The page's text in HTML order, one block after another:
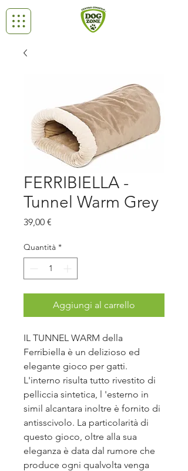
FERRIBIELLA -
Tunnel Warm Grey
39,00 €
Quantità *
Aggiungi al carrello
IL TUNNEL WARM della
Ferribiella è un delizioso ed
elegante gioco per gatti.
L'interno risulta tutto rivestito di
pelliccia sintetica, l 'esterno in
simil alcantara inoltre è fornito di
antisscivolo. La particolarità di
questo gioco, oltre alla sua
eleganza è data dal rumore che
produce ogni qualvolta venga